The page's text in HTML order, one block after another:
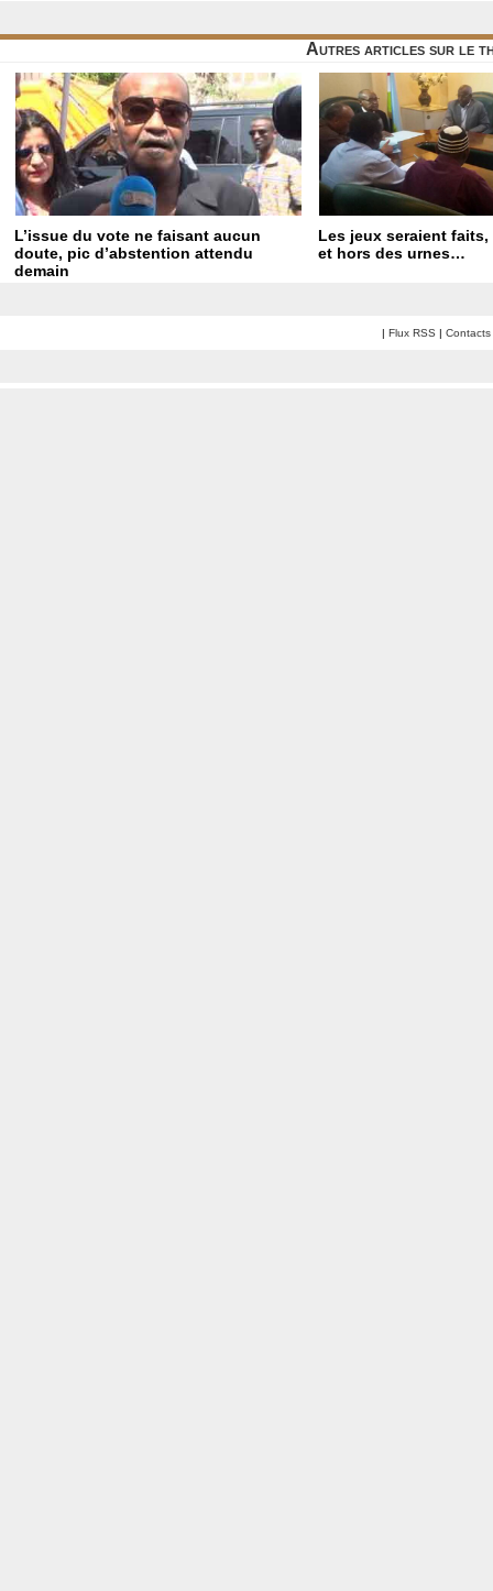
Autres articles sur le
L’issue du vote ne faisant aucun
doute, pic d’abstention attendu
demain
Les jeux seraient faits,
et hors des urnes…
| Flux RSS | Contacts